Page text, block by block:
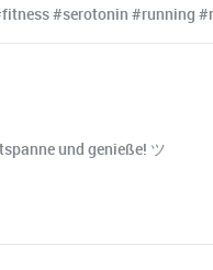
#serotonin #running
und genieße! ツ